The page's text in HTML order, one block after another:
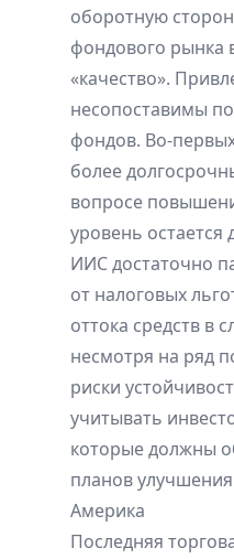
оборотную
фондового рынка
«качество».
несопоставимы
фондов. Во-
более
вопросе
уровень
ИИС достаточно
от налоговых
оттока средств в
несмотря на ряд
риски
учитывать
которые должны
планов
Америка
Последняя